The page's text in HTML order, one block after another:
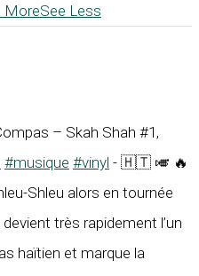
MoreSee Less
– Skah Shah #1,
#musique #vinyl - 🇭🇹 🎺 🔥
Shleu alors en tournée
très rapidement l’un
haïtien et marque la